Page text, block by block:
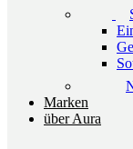
Marken
über Aura